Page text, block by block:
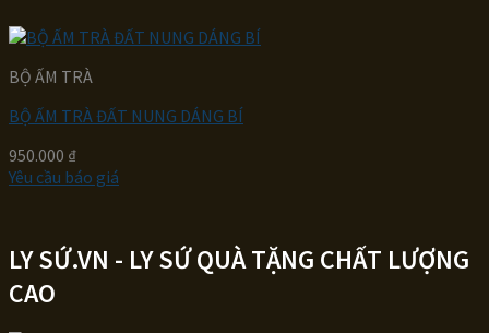
BỘ ẤM TRÀ
BỘ ẤM TRÀ ĐẤT NUNG DÁNG BÍ
950.000 ₫
Yêu cầu báo giá
LY SỨ.VN - LY SỨ QUÀ TẶNG CHẤT LƯỢNG
CAO